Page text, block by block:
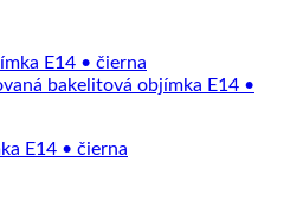
E14 • čierna